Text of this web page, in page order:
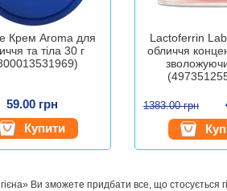
Крем Aroma для
та тіла 30 г
59.00 грн
Купити
Lactoferrin
обличчя
1383.00 грн
Ви зможете придбати все, що стосується